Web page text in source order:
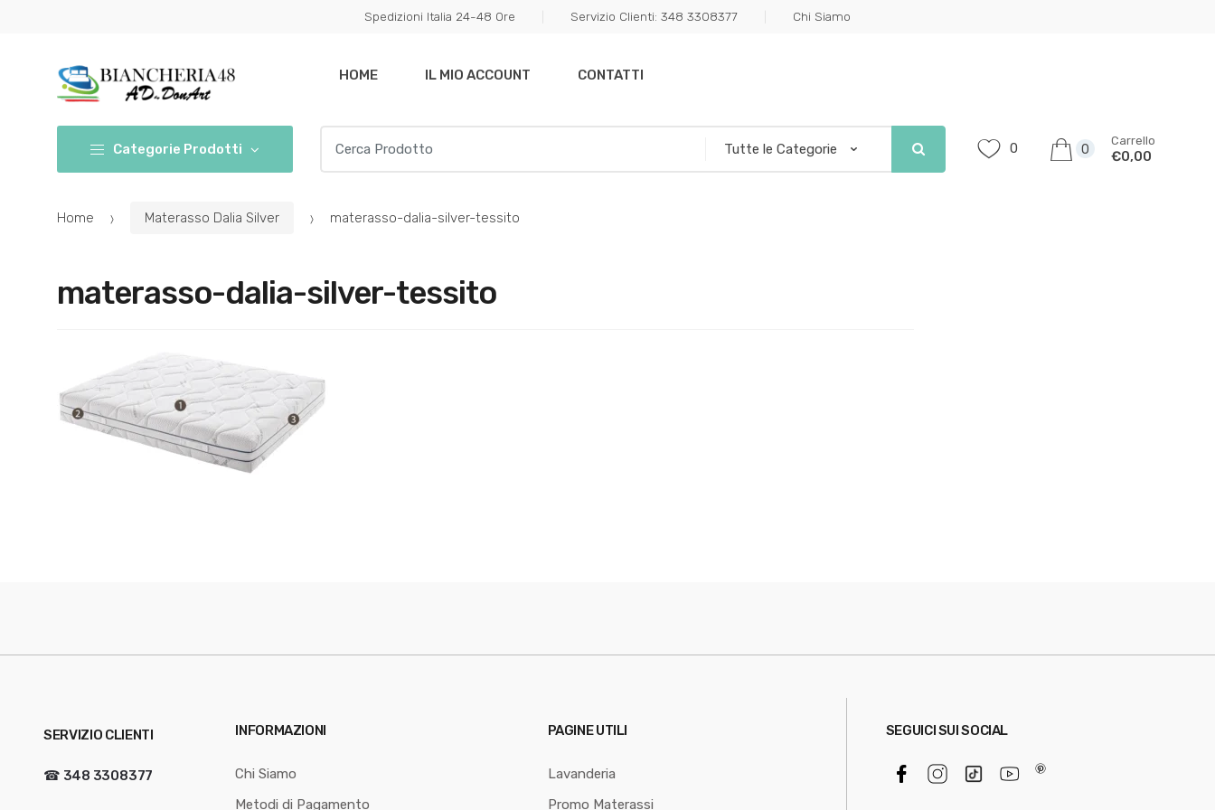
Spedizioni Italia 24-48 Ore Servizio Clienti: 348 3308377 Chi Siamo
HOME IL MIO ACCOUNT CONTATTI
Categorie Prodotti 0 0
Carrello
€0,00
Home Materasso Dalia Silver materasso-dalia-silver-tessito
materasso-dalia-silver-tessito
SERVIZIO CLIENTI
☎ 348 3308377
INFORMAZIONI
Chi Siamo
Metodi di Pagamento
PAGINE UTILI
Lavanderia
Promo Materassi
SEGUICI SUI SOCIAL